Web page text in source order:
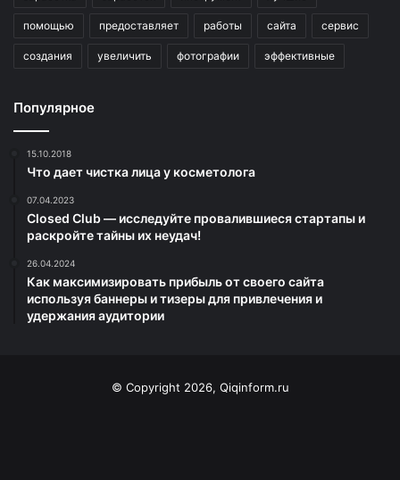
помощью предоставляет работы сайта сервис
создания увеличить фотографии эффективные
Популярное
15.10.2018
Что дает чистка лица у косметолога
07.04.2023
Closed Club — исследуйте провалившиеся стартапы и
раскройте тайны их неудач!
26.04.2024
Как максимизировать прибыль от своего сайта
используя баннеры и тизеры для привлечения и
удержания аудитории
© Copyright 2026, Qiqinform.ru